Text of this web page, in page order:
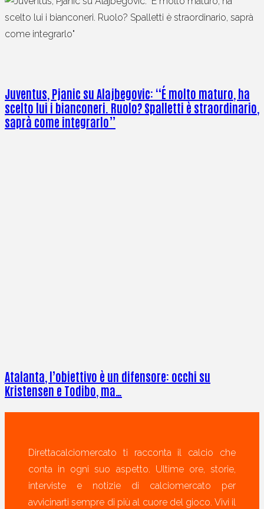
Juventus, Pjanic su Alajbegovic: “É molto maturo, ha
scelto lui i bianconeri. Ruolo? Spalletti è straordinario,
saprà come integrarlo”
Atalanta, l’obiettivo è un difensore: occhi su
Kristensen e Todibo, ma…
Direttacalciomercato ti racconta il calcio che
conta in ogni suo aspetto. Ultime ore, storie,
interviste e notizie di calciomercato per
avvicinarti sempre di più al cuore del gioco. Vivi il